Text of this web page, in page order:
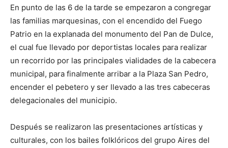
En punto de las 6 de la tarde se empezaron a congregar
las familias marquesinas, con el encendido del Fuego
Patrio en la explanada del monumento del Pan de Dulce,
el cual fue llevado por deportistas locales para realizar
un recorrido por las principales vialidades de la cabecera
municipal, para finalmente arribar a la Plaza San Pedro,
encender el pebetero y ser llevado a las tres cabeceras
delegacionales del municipio.
Después se realizaron las presentaciones artísticas y
culturales, con los bailes folklóricos del grupo Aires del